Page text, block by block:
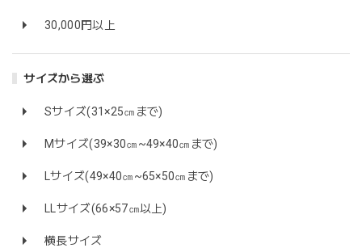
30,000円以上
サイズから選ぶ
Sサイズ(31×25㎝まで)
Mサイズ(39×30㎝~49×40㎝まで)
Lサイズ(49×40㎝~65×50㎝まで)
LLサイズ(66×57㎝以上)
横長サイズ